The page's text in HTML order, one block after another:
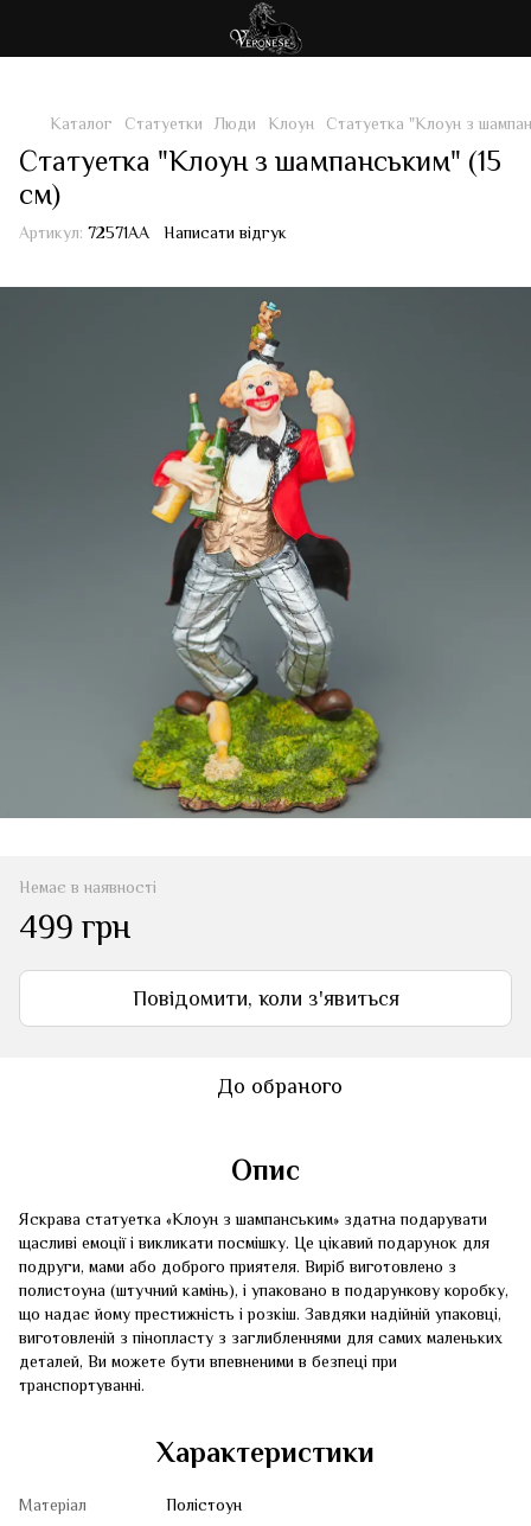
Каталог Статуетки Люди Клоун Статуетка "Клоун з
Статуетка "Клоун з шампанським" (15
см)
Артикул: 72571AA Написати відгук
Немає в наявності
499 грн
Повідомити, коли з'явиться
До обраного
Опис
Яскрава статуетка «Клоун з шампанським» здатна подарувати
щасливі емоції і викликати посмішку. Це цікавий подарунок для
подруги, мами або доброго приятеля. Виріб виготовлено з
полистоуна (штучний камінь), і упаковано в подарункову коробку,
що надає йому престижність і розкіш. Завдяки надійній упаковці,
виготовленій з пінопласту з заглибленнями для самих маленьких
деталей, Ви можете бути впевненими в безпеці при
транспортуванні.
Характеристики
Матеріал
Полістоун